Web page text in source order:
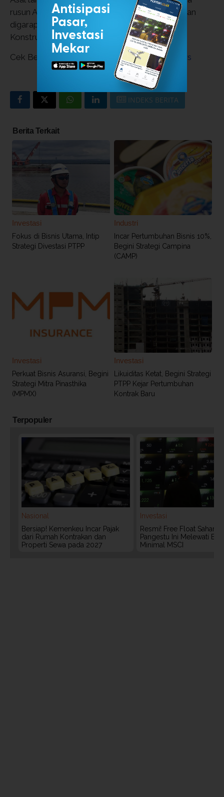
rusun ASN 1 sebanyak sembilantoweryang akan
digarap bersama dengan Urban dan PT Jaya
Konstruksi Tbk (JKON).
Cek Berita dan Artikel yang lain diGoogle News
INDEKS BERITA
Berita Terkait
Investasi
Fokus di Bisnis Utama, Intip
Strategi Divestasi PTPP
Industri
Incar Pertumbuhan Bisnis 10%,
Begini Strategi Campina
(CAMP)
Investasi
Perkuat Bisnis Asuransi, Begini
Strategi Mitra Pinasthika
(MPMX)
Investasi
Likuiditas Ketat, Begini Strategi
PTPP Kejar Pertumbuhan
Kontrak Baru
Terpopuler
Nasional
Bersiap! Kemenkeu Incar Pajak
dari Rumah Kontrakan dan
Properti Sewa pada 2027
Investasi
Resmi! Free Float Saham
Pangestu Ini Melewati
Minimal MSCI